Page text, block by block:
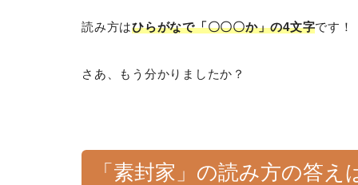
読み方はひらがなで「〇〇〇か」の4文字です！
さあ、もう分かりましたか？
「素封家」の読み方の答え